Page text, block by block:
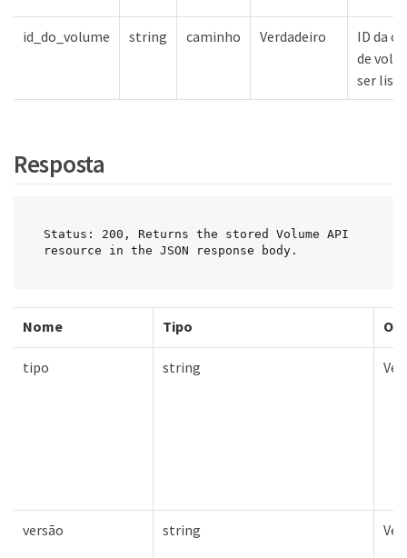
id_do_volume string caminho Verdadeiro
ID da
de
ser
Resposta
Status: 200, Returns the stored Volume API
resource in the JSON response body.
Nome Tipo
tipo string
versão string